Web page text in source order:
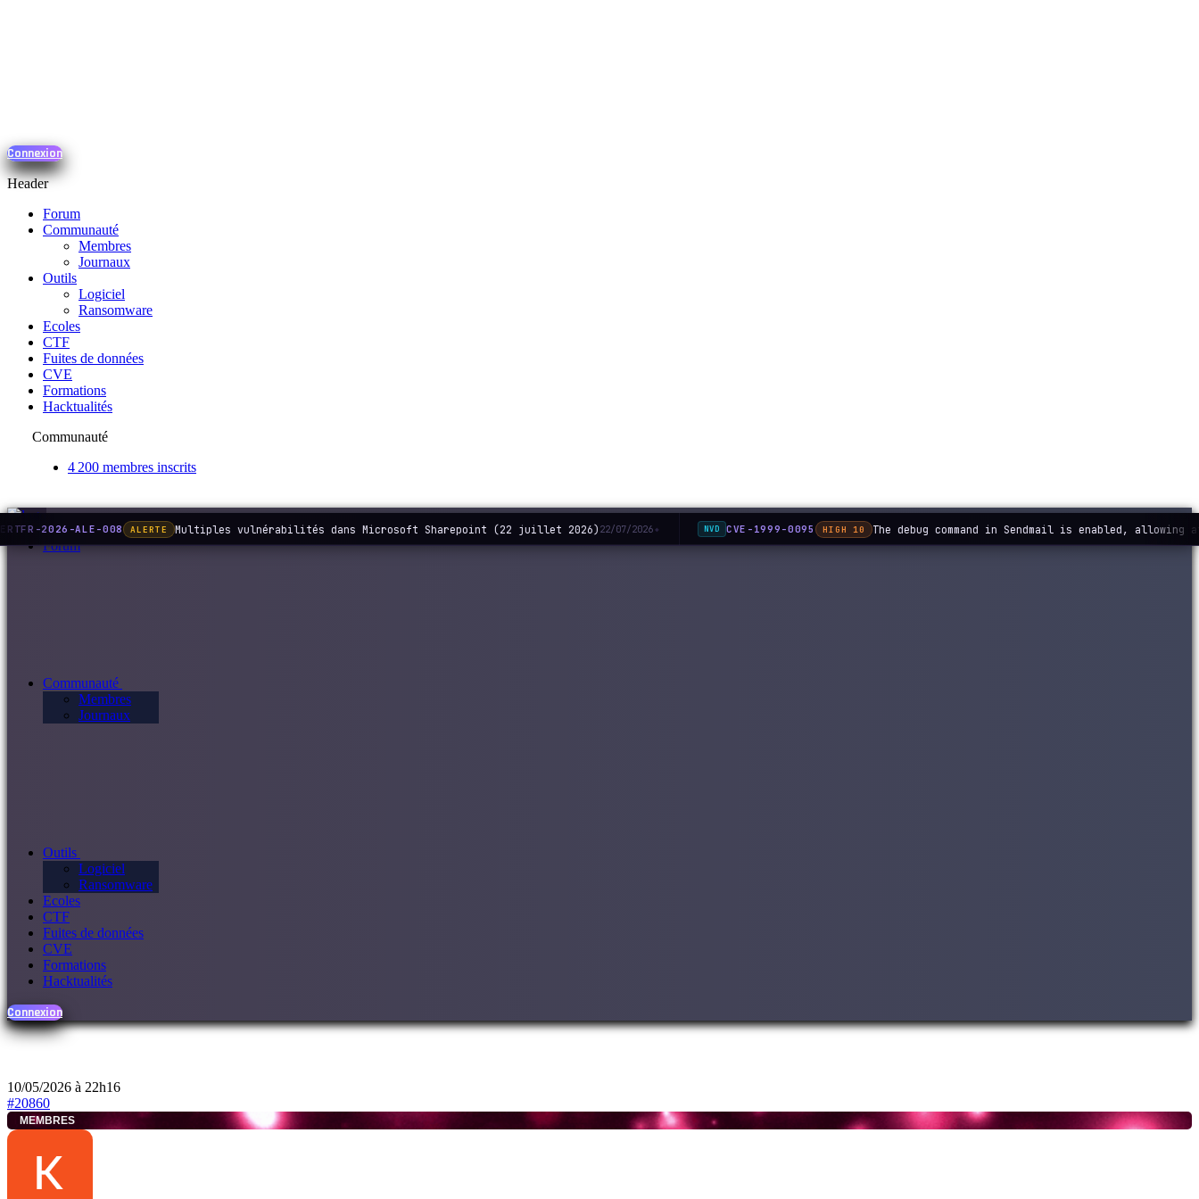
Connexion
Header
Forum
Communauté
Membres
Journaux
Outils
Logiciel
Ransomware
Ecoles
CTF
Fuites de données
CVE
Formations
Hacktualités
Communauté
4 200 membres inscrits
Forum
Communauté
Membres
Journaux
Outils
Logiciel
Ransomware
Ecoles
CTF
Fuites de données
CVE
Formations
Hacktualités
Connexion
10/05/2026 à 22h16
#20860
MEMBRES
2026-ALE-008 ALERTE Multiples vulnérabilités dans Microsoft Sharepoint (22 juillet 2026)22/07/2026 ◆ NVD CVE-1999-0095 HIGH 10 The debug command in Sendmail is enabled, allowing